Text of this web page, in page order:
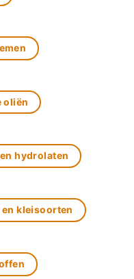
oliën
hydrolaten
kleisoorten